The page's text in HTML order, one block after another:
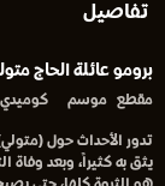
تفاصيل
برومو عائلة الحاج
مقطع موسم
تدور الأحداث حول
يثق به كثيراً، وبعد وفاة